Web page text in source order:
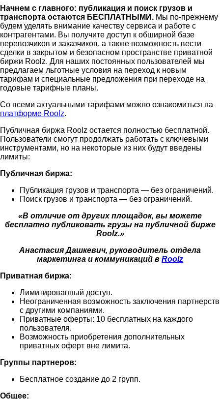
Начнем с главного: публикация и поиск грузов и
транспорта остаются БЕСПЛАТНЫМИ. Мы по-прежнему
будем уделять внимание качеству сервиса и работе с
контрагентами. Вы получите доступ к обширной базе
перевозчиков и заказчиков, а также возможность вести
сделки в закрытом и безопасном пространстве приватной
биржи Roolz. Для наших постоянных пользователей мы
предлагаем льготные условия на переход к новым
тарифам и специальные предложения при переходе на
годовые тарифные планы.
Со всеми актуальными тарифами можно ознакомиться на
платформе Roolz.
Публичная биржа Roolz остается полностью бесплатной.
Пользователи смогут продолжать работать с ключевыми
инструментами, но на некоторые из них будут введены
лимиты:
Публичная биржа:
Публикация грузов и транспорта — без ограничений.
Поиск грузов и транспорта — без ограничений.
«В отличие от других площадок, вы можете
бесплатно публиковать грузы на публичной бирже
Roolz.»
Анастасия Дашкевич, руководитель отдела
маркетинга и коммуникаций в Roolz
Приватная биржа:
Лимитированный доступ.
Неограниченная возможность заключения партнерств
с другими компаниями.
Приватные оферты: 10 бесплатных на каждого
пользователя.
Возможность приобретения дополнительных
приватных оферт вне лимита.
Группы партнеров:
Бесплатное создание до 2 групп.
Общее: